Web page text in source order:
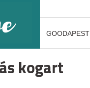
GOODAPEST
kogart